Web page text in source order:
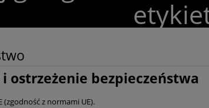
ostrzeżenie bezpieczeństwa
(zgodność z normami UE).